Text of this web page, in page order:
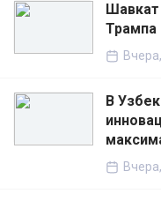
Трампа
В